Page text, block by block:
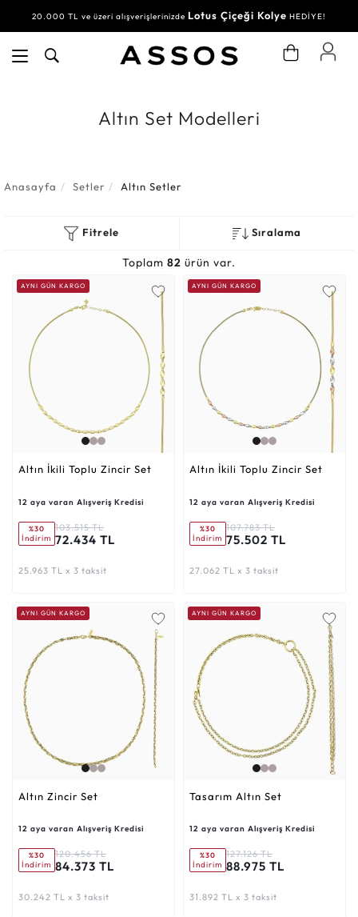
20.000 TL ve üzeri alışverişlerinizde Lotus Çiçeği Kolye HEDİYE!
30.000 TL ve üzeri alışverişlerinizdeSu Yolu BileklikHEDİYE!
Altın Set Modelleri
Anasayfa Setler Altın Setler
Fitrele Sıralama
Toplam 82 ürün var.
AYNI GÜN KARGO
Altın İkili Toplu Zincir Set
12 aya varan Alışveriş Kredisi
%30
İndirim
103.515 TL
72.434 TL
25.963 TL x 3 taksit
AYNI GÜN KARGO
Altın İkili Toplu Zincir Set
12 aya varan Alışveriş Kredisi
%30
İndirim
107.783 TL
75.502 TL
27.062 TL x 3 taksit
AYNI GÜN KARGO
Altın Zincir Set
12 aya varan Alışveriş Kredisi
%30
İndirim
120.456 TL
84.373 TL
30.242 TL x 3 taksit
AYNI GÜN KARGO
Tasarım Altın Set
12 aya varan Alışveriş Kredisi
%30
İndirim
127.126 TL
88.975 TL
31.892 TL x 3 taksit